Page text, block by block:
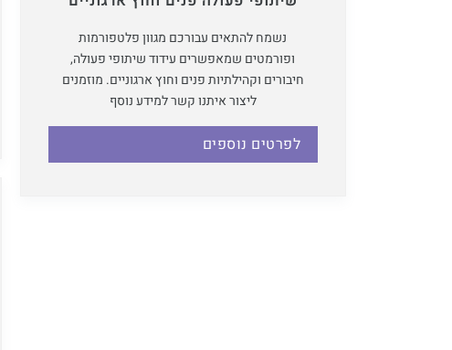
נשמח להתאים עבורכם מגוון פלטפורמות
ופורמטים שמאפשרים עידוד שיתופי פעולה,
חיבורים וקהילתיות פנים וחוץ ארגוניים. מוזמנים
ליצור איתנו קשר למידע נוסף
לפרטים נוספים